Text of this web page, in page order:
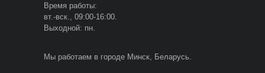
Время работы:
вт.-вск., 09:00-16:00.
Выходной: пн.
Мы работаем в городе Минск, Беларусь.